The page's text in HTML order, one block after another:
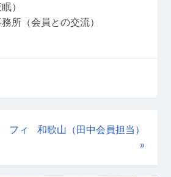
）
所（会員との交流）
フィ
和歌山（田中会員担当）
»